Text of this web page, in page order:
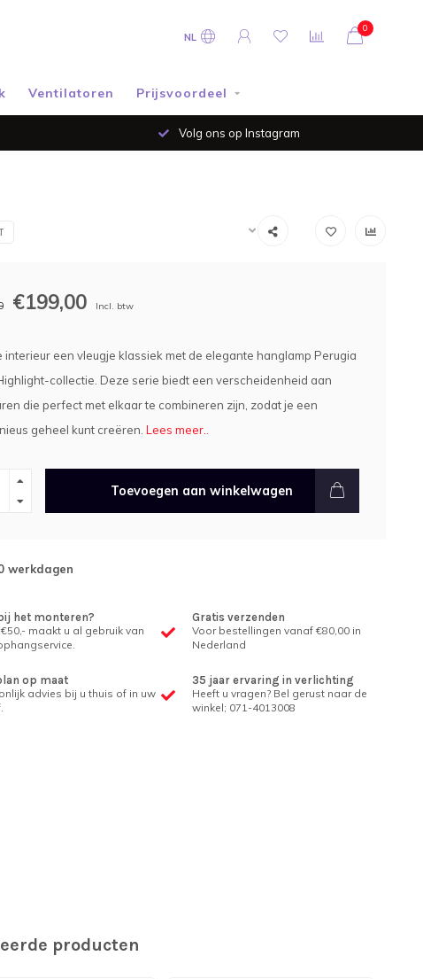
NL
0
Ventilatoren Prijsvoordeel
Volg ons op Instagram
€199,00 Incl. btw
interieur een vleugje klassiek met de elegante hanglamp Perugia
collectie. Deze serie biedt een verscheidenheid aan
die perfect met elkaar te combineren zijn, zodat je een
geheel kunt creëren. Lees meer..
Toevoegen aan winkelwagen
werkdagen
het monteren?
maakt u al gebruik van
Gratis verzenden
Voor bestellingen vanaf €80,00 in
Nederland
op maat
advies bij u thuis of in uw
35 jaar ervaring in verlichting
Heeft u vragen? Bel gerust naar de
winkel; 071-4013008
producten